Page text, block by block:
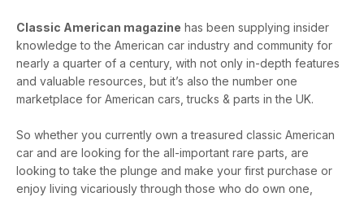
Classic American magazine has been supplying insider
knowledge to the American car industry and community for
nearly a quarter of a century, with not only in-depth features
and valuable resources, but it’s also the number one
marketplace for American cars, trucks & parts in the UK.
So whether you currently own a treasured classic American
car and are looking for the all-important rare parts, are
looking to take the plunge and make your first purchase or
enjoy living vicariously through those who do own one,